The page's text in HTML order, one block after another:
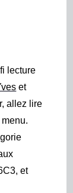
lecture
et
allez lire
3, et